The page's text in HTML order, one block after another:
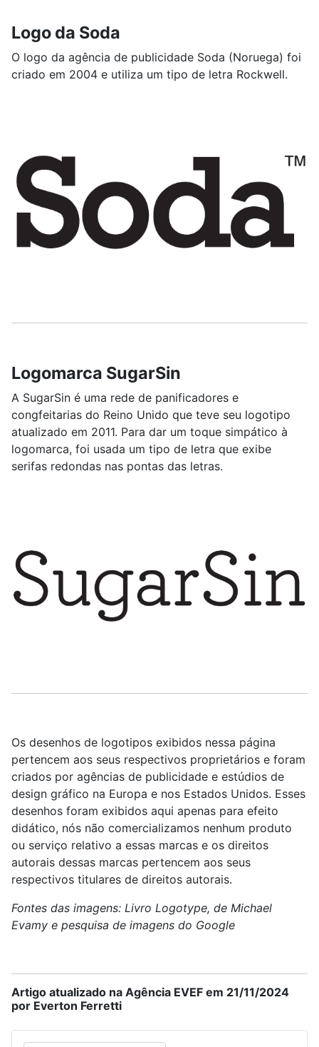
Logo da Soda
O logo da agência de publicidade Soda (Noruega) foi
criado em 2004 e utiliza um tipo de letra Rockwell.
Logomarca SugarSin
A SugarSin é uma rede de panificadores e
congfeitarias do Reino Unido que teve seu logotipo
atualizado em 2011. Para dar um toque simpático à
logomarca, foi usada um tipo de letra que exibe
serifas redondas nas pontas das letras.
Os desenhos de logotipos exibidos nessa página
pertencem aos seus respectivos proprietários e foram
criados por agências de publicidade e estúdios de
design gráfico na Europa e nos Estados Unidos. Esses
desenhos foram exibidos aqui apenas para efeito
didático, nós não comercializamos nenhum produto
ou serviço relativo a essas marcas e os direitos
autorais dessas marcas pertencem aos seus
respectivos titulares de direitos autorais.
Fontes das imagens: Livro Logotype, de Michael
Evamy e pesquisa de imagens do Google
Artigo atualizado na Agência EVEF em 21/11/2024
por Everton Ferretti